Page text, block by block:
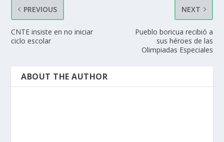
PREVIOUS
CNTE insiste en no iniciar
ciclo escolar
NEXT
Pueblo boricua recibió a
sus héroes de las
Olimpiadas Especiales
ABOUT THE AUTHOR